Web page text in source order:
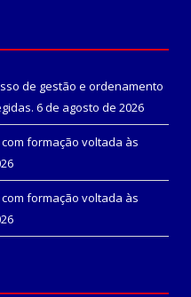
de gestão e ordenamento
6 de agosto de 2026
formação voltada às
formação voltada às